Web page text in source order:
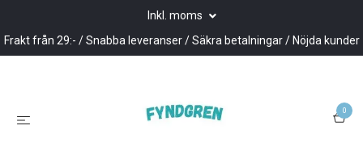
Inkl. moms
Frakt från 29:- / Snabba leveranser / Säkra betalningar / Nöjda kunder
0